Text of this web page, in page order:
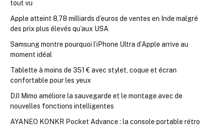
tout vu
Apple atteint 8,78 milliards d’euros de ventes en Inde malgré
des prix plus élevés qu’aux USA
Samsung montre pourquoi l’iPhone Ultra d’Apple arrive au
moment idéal
Tablette à moins de 351 € avec stylet, coque et écran
confortable pour les yeux
DJI Mimo améliore la sauvegarde et le montage avec de
nouvelles fonctions intelligentes
AYANEO KONKR Pocket Advance : la console portable rétro